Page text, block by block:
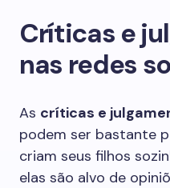
Críticas e
nas redes
As críticas e
podem ser bastante
criam seus filhos
elas são alvo de